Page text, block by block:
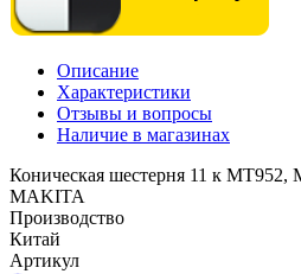
Описание
Характеристики
Отзывы и вопросы
Наличие в магазинах
Коническая шестерня 11 к
MAKITA
Производство
Китай
Артикул